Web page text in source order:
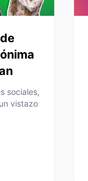
sociales,
vistazo